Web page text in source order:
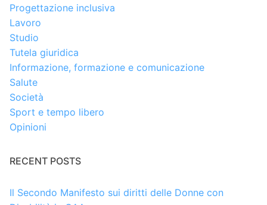
Progettazione inclusiva
Lavoro
Studio
Tutela giuridica
Informazione, formazione e comunicazione
Salute
Società
Sport e tempo libero
Opinioni
RECENT POSTS
Il Secondo Manifesto sui diritti delle Donne con